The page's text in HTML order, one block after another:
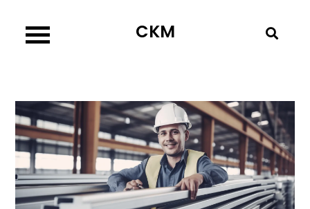
content
CKM